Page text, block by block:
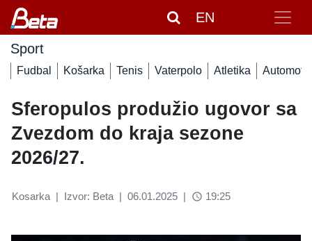
EN
Sport
Fudbal Košarka Tenis Vaterpolo Atletika Automoto
Sferopulos produžio ugovor sa
Zvezdom do kraja sezone
2026/27.
Kosarka | Izvor: Beta | 06.01.2025 | access_time 19:25